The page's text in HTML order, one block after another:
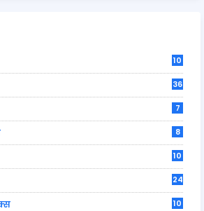
10
36
7
8
10
24
10